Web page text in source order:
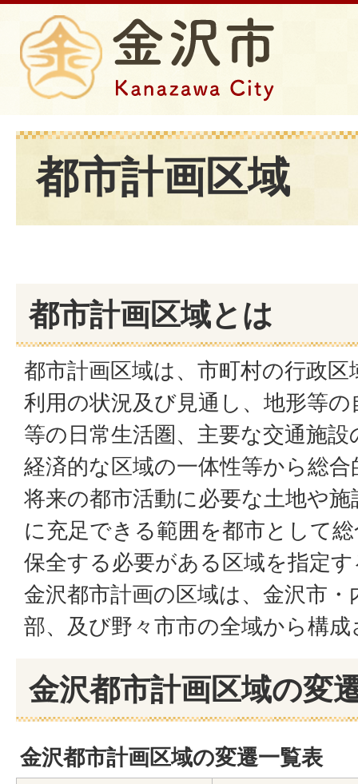
都市計画区域
都市計画区域とは
都市計画区域は、市町村の行政
利用の状況及び見通し、地形等
等の日常生活圏、主要な交通施
経済的な区域の一体性等から総
将来の都市活動に必要な土地や
に充足できる範囲を都市として
保全する必要がある区域を指定
金沢都市計画の区域は、金沢市
部、及び野々市市の全域から構
金沢都市計画区域の変
金沢都市計画区域の変遷一覧表